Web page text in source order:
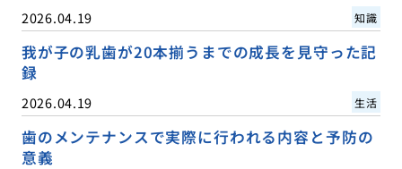
2026.04.19 知識
我が子の乳歯が20本揃うまでの成長を見守った記
録
2026.04.19 生活
歯のメンテナンスで実際に行われる内容と予防の
意義